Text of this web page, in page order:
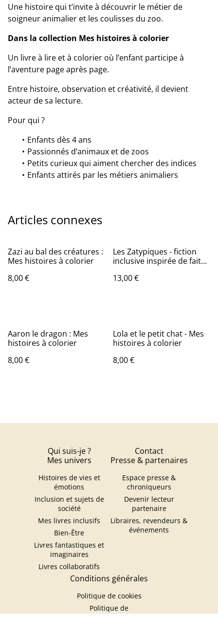
Une histoire qui t’invite à découvrir le métier de
soigneur animalier et les coulisses du zoo.
Dans la collection Mes histoires à colorier
Un livre à lire et à colorier où l’enfant participe à
l’aventure page après page.
Entre histoire, observation et créativité, il devient
acteur de sa lecture.
Pour qui ?
Enfants dès 4 ans
Passionnés d’animaux et de zoos
Petits curieux qui aiment chercher des indices
Enfants attirés par les métiers animaliers
Articles connexes
Zazi au bal des créatures :
Mes histoires à colorier
8,00 €
Les Zatypiques - fiction
inclusive inspirée de faits
13,00 €
Aaron le dragon : Mes
histoires à colorier
8,00 €
Lola et le petit chat - Mes
histoires à colorier
8,00 €
Qui suis-je ?
Contact
Mes univers
Histoires de vies et
émotions
Inclusion et sujets de
société
Mes livres inclusifs
Bien-Être
Livres fantastiques et
imaginaires
Livres collaboratifs
Presse & partenaires
Espace presse &
chroniqueurs
Devenir lecteur
partenaire
Libraires, revendeurs &
événements
Conditions générales
Politique de cookies
Politique de